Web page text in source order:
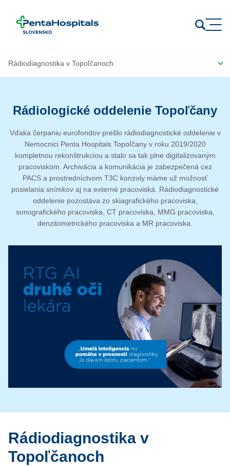
Rádiologické oddelenie Topoľčany
Vďaka čerpaniu eurofondov prešlo rádiodiagnostické oddelenie v
Nemocnici Penta Hospitals Topoľčany v roku 2019/2020
kompletnou rekonštrukciou a stalo sa tak plne digitalizovaným
pracoviskom. Archivácia a komunikácia je zabezpečená cez
PACS a prostredníctvom T3C konzoly máme už možnosť
posielania snímkov aj na externé pracoviská. Rádiodiagnostické
oddelenie pozostáva zo skiagrafického pracoviska,
sonografického pracoviska, CT pracoviska, MMG pracoviska,
denzitometrického pracoviska a MR pracoviska.
Rádiodiagnostika v
Topoľčanoch